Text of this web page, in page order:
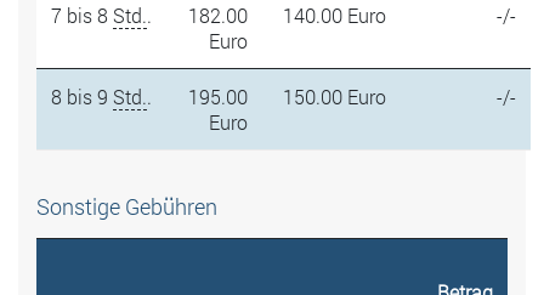
7 bis 8 Std..
182.00
Euro
140.00 Euro -/-
8 bis 9 Std..
195.00
Euro
150.00 Euro -/-
Sonstige Gebühren